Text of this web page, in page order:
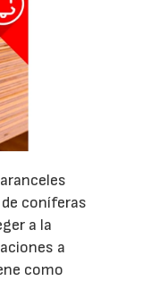
coníferas
a la
a
como